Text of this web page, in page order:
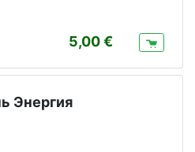
5,00
Энергия